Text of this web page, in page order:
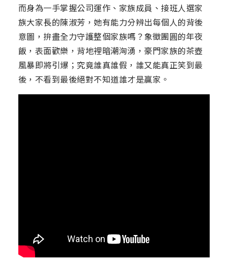
而身為一手掌握公司運作、家族成員、接班人選家
族大家長的陳淑芳，她有能力分辨出每個人的背後
意圖，拚盡全力守護整個家族嗎？象徵團圓的年夜
飯，表面歡樂，背地裡暗潮洶湧，豪門家族的茶壺
風暴即將引爆；究竟誰真誰假，誰又能真正笑到最
後，不看到最後絕對不知道誰才是贏家。